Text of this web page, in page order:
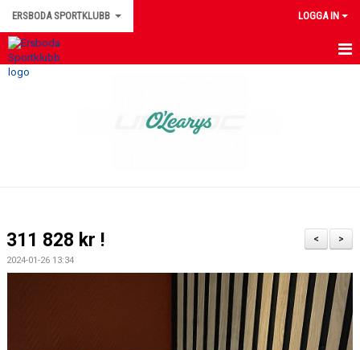
ERSBODA SPORTKLUBB LOGGA IN
HEM
ERSBODA SK STYRELSE
>
<
311 828 kr !
2024-01-26 13:34